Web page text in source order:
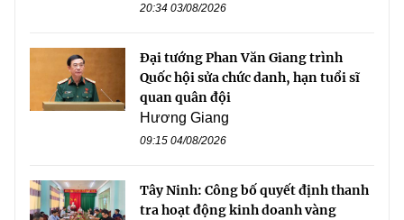
20:34 03/08/2026
Đại tướng Phan Văn Giang trình
Quốc hội sửa chức danh, hạn tuổi sĩ
quan quân đội
Hương Giang
09:15 04/08/2026
Tây Ninh: Công bố quyết định thanh
tra hoạt động kinh doanh vàng